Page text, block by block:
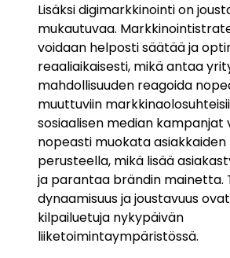
Lisäksi digimarkkinointi on
mukautuvaa.
voidaan helposti säätää ja
reaaliaikaisesti, mikä antaa
mahdollisuuden reagoida
muuttuviin
sosiaalisen median kampanjat
nopeasti muokata
perusteella, mikä lisää
ja parantaa brändin mainetta.
dynaamisuus ja joustavuus
kilpailuetuja nykypäivän
liiketoimintaympäristössä.